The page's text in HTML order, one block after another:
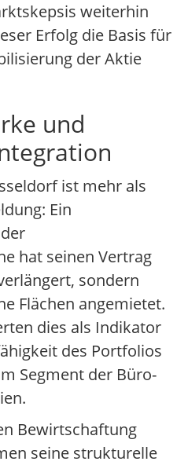
weiterhin
Erfolg die Basis für
der Aktie
und
ist mehr als
Ein
hat seinen Vertrag
sondern
Flächen angemietet.
dies als Indikator
des Portfolios
Segment der Büro-
Bewirtschaftung
seine strukturelle